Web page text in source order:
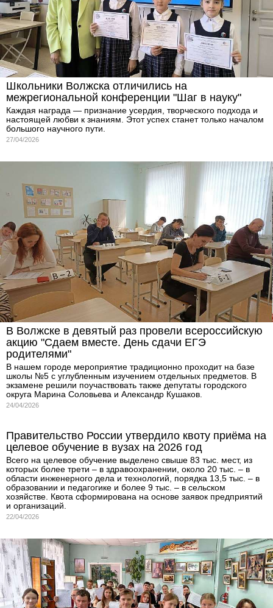
Школьники Волжска отличились на
межрегиональной конференции "Шаг в науку"
Каждая награда — признание усердия, творческого подхода и
настоящей любви к знаниям. Этот успех станет только началом
большого научного пути.
27/04/2026
В Волжске в девятый раз провели всероссийскую
акцию "Сдаем вместе. День сдачи ЕГЭ
родителями"
В нашем городе мероприятие традиционно проходит на базе
школы №5 с углубленным изучением отдельных предметов. В
экзамене решили поучаствовать также депутаты городского
округа Марина Соловьева и Александр Кушаков.
24/04/2026
Правительство России утвердило квоту приёма на
целевое обучение в вузах на 2026 год
Всего на целевое обучение выделено свыше 83 тыс. мест, из
которых более трети – в здравоохранении, около 20 тыс. – в
области инженерного дела и технологий, порядка 13,5 тыс. – в
образовании и педагогике и более 9 тыс. – в сельском
хозяйстве. Квота сформирована на основе заявок предприятий
и организаций.
22/04/2026